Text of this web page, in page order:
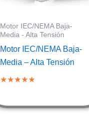
Motor IEC/NEMA Baja-
Media - Alta Tensión
Motor IEC/NEMA Baja-
Media – Alta Tensión
★★★★★